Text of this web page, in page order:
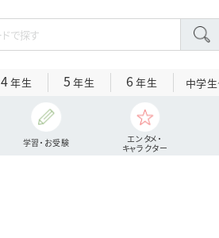
4年生 5 年生 6 年生 中学
学習・お受験
エンタメ・
キャラクター